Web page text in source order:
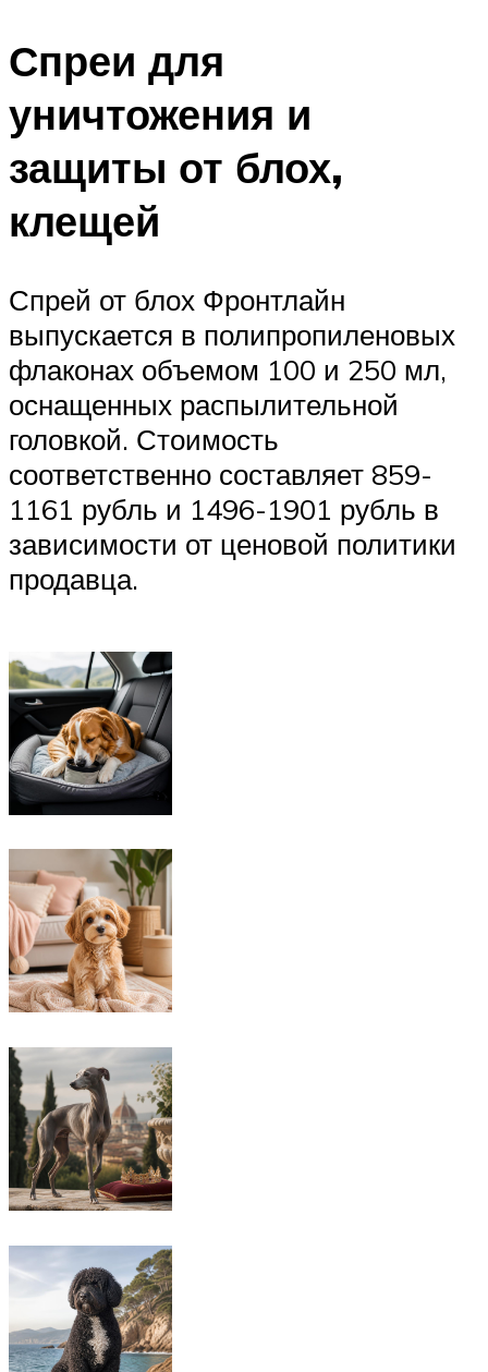
Спреи для
уничтожения и
защиты от блох,
клещей
Спрей от блох Фронтлайн
выпускается в полипропиленовых
флаконах объемом 100 и 250 мл,
оснащенных распылительной
головкой. Стоимость
соответственно составляет 859-
1161 рубль и 1496-1901 рубль в
зависимости от ценовой политики
продавца.